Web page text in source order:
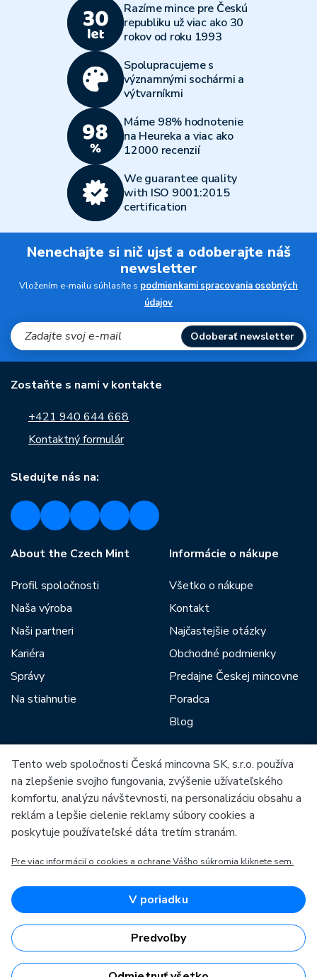
Razíme mince pre Českú
republiku už viac ako 30
rokov od roku 1993
Spolupracujeme s
významnými sochármi a
výtvarníkmi
Máme 98% hodnotenie
na Heureka a viac ako
12000 recenzií
We guarantee quality
with ISO 9001:2015
certification
Nenechajte si nič ujsť a odoberajte náš
newsletter
Vložením e-mailu súhlasíte s podmienkami spracovania osobných
údajov
Odoberať newsletter
Zostaňte s nami v kontakte
+421 940 644 668
Kontaktný formulár
Sledujte nás na:
About the Czech Mint
Profil spoločnosti
Naša výroba
Naši partneri
Kariéra
Správy
Na stiahnutie
Informácie o nákupe
Všetko o nákupe
Kontakt
Najčastejšie otázky
Obchodné podmienky
Predajne Českej mincovne
Poradca
Blog
Medzi našich partnerov patria:
Európska únia
OP Podnikanie a inovácie pre konkurencieschopnosť
Európsky fond pre regionálny rozvoj
Tento web spoločnosti Česká mincovna SK, s.r.o. používa
na zlepšenie svojho fungovania, zvýšenie užívateľského
komfortu, analýzu návštevnosti, na personalizáciu obsahu a
reklám a lepšie cielenie reklamy súbory cookies a
poskytuje používateľské dáta tretím stranám.
Pre viac informácií o cookies a ochrane Vášho súkromia kliknete sem.
V poriadku
Predvoľby